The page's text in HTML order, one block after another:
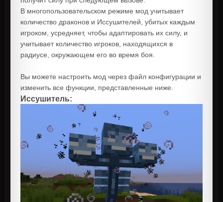
В многопользовательском режиме мод учитывает
количество драконов и Иссушителей, убитых каждым
игроком, усредняет, чтобы адаптировать их силу, и
учитывает количество игроков, находящихся в
радиусе, окружающем его во время боя.
Вы можете настроить мод через файл конфигурации и
изменить все функции, представленные ниже.
Иссушитель: